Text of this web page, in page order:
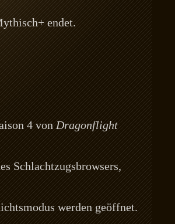
endet.
4 vonDragonflight
Schlachtzugsbrowsers,
werden geöffnet.